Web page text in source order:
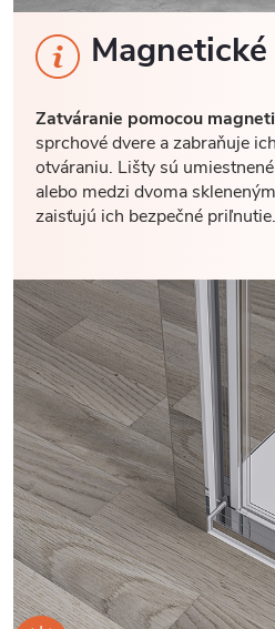
Zatváranie pomocou
sprchové dvere a zabraňuje
otváraniu. Lišty sú
alebo medzi dvoma
zaisťujú ich bezpečné priľnutie.